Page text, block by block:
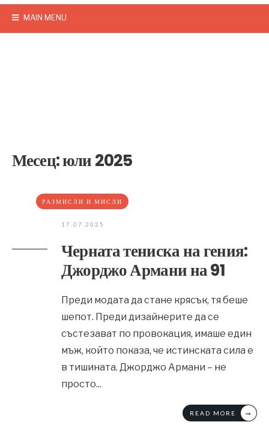
MAIN MENU
Месец:юли 2025
РАЗМИСЛИ И МИСЛИ
17.07.2025
Черната тениска на гения:
Джорджо Армани на 91
Преди модата да стане крясък, тя беше
шепот. Преди дизайнерите да се
състезават по провокация, имаше един
мъж, който показа, че истинската сила е
в тишината. Джорджо Армани – не
просто...
READ MORE →